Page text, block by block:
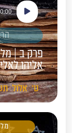
נגן
אודיו
אליהו
ט' אלול